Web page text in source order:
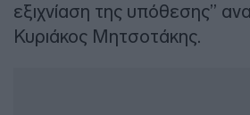
εξιχνίαση της υπόθεσης”
Κυριάκος Μητσοτάκης.